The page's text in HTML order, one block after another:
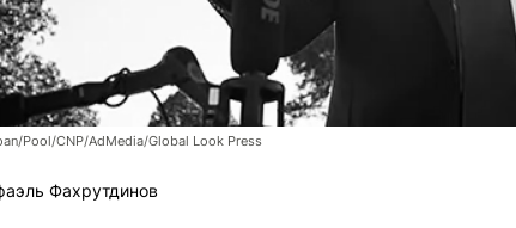
Pool/CNP/AdMedia/Global Look Press
Фахрутдинов